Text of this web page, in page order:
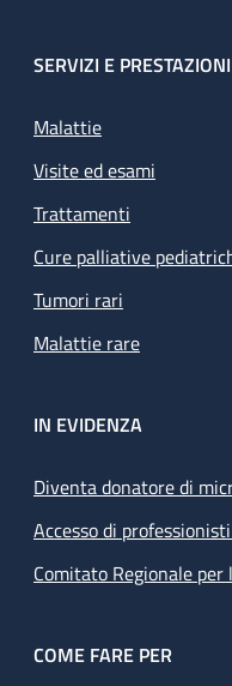
SERVIZI E PRESTAZIONI
Malattie
Visite ed esami
Trattamenti
Cure palliative
Tumori rari
Malattie rare
IN EVIDENZA
Diventa donatore di
Accesso di
Comitato Regionale per
COME FARE PER